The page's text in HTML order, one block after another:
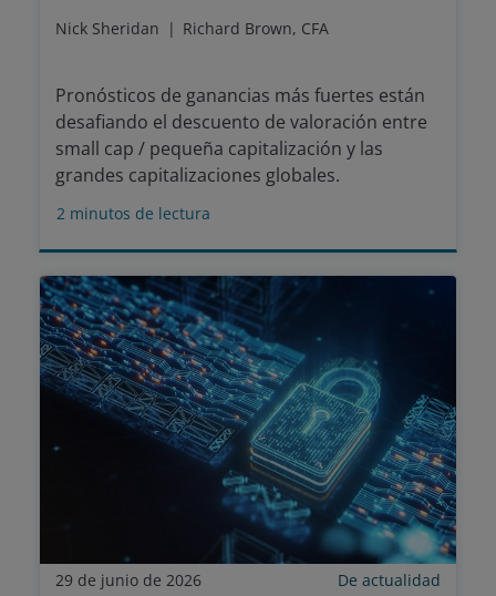
Nick Sheridan Richard Brown, CFA
Pronósticos de ganancias más fuertes están
desafiando el descuento de valoración entre
small cap / pequeña capitalización y las
grandes capitalizaciones globales.
2 minutos de lectura
29 de junio de 2026 De actualidad